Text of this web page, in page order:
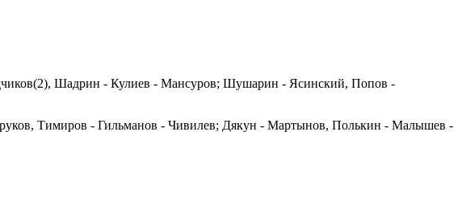
Шадрин - Кулиев - Мансуров; Шушарин - Ясинский, Попов -
Тимиров - Гильманов - Чивилев; Дякун - Мартынов, Полькин - Малышев -